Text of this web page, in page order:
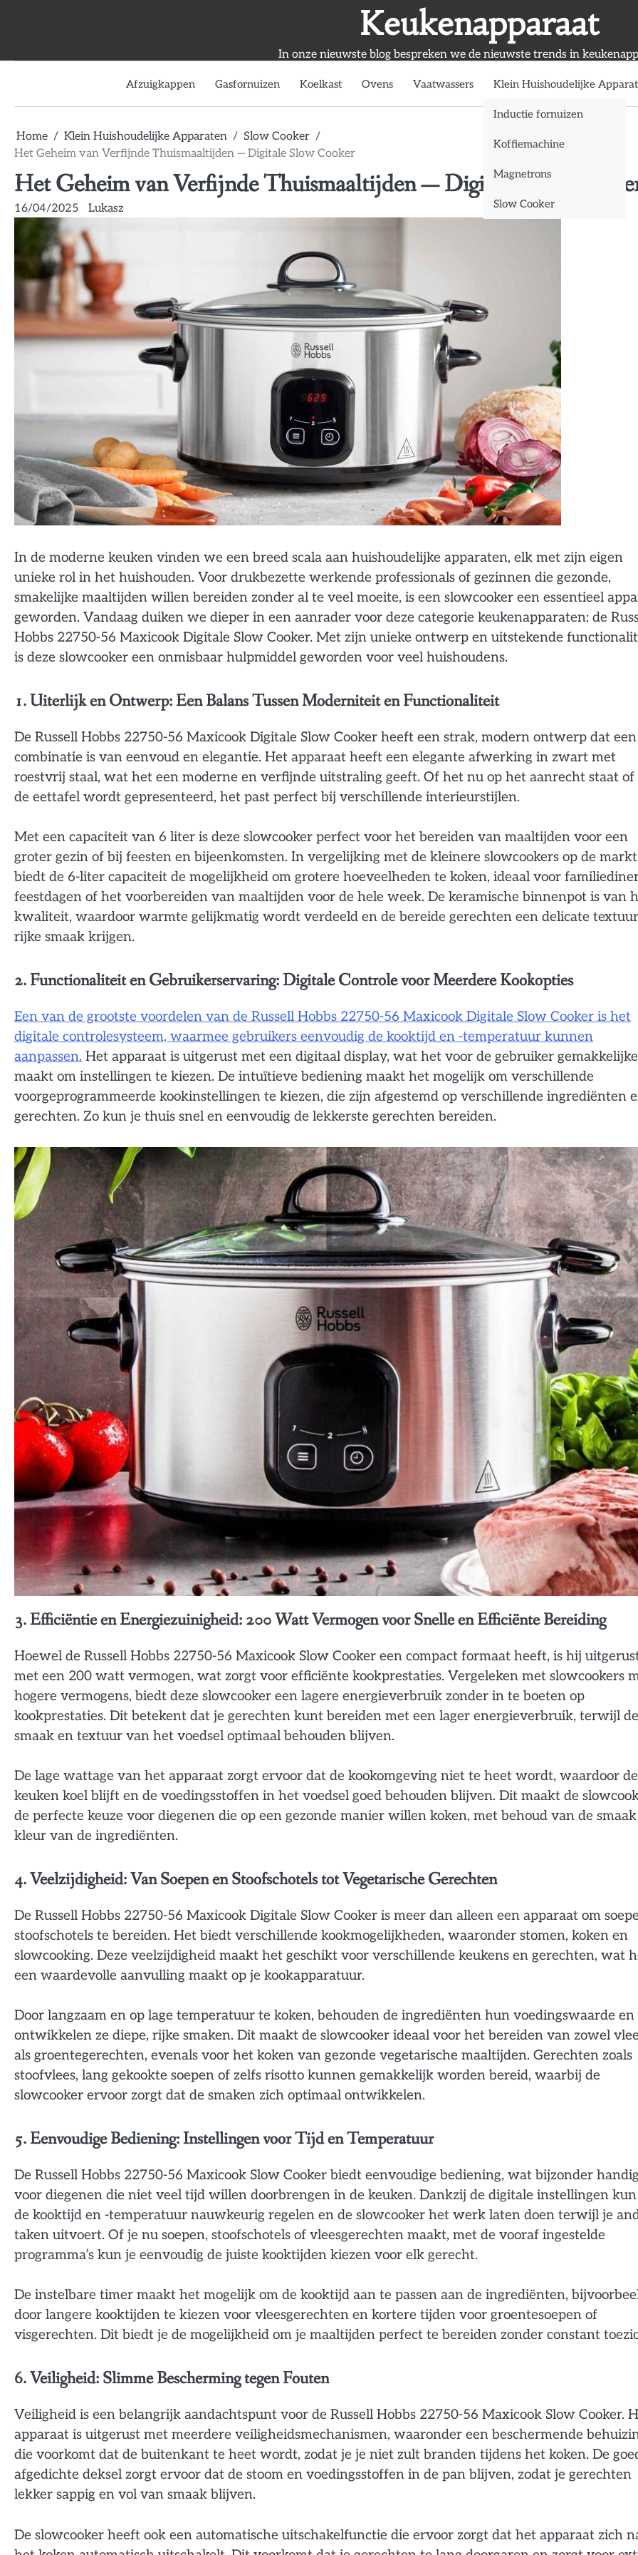
Keukenapparaat
In onze nieuwste blog bespreken we de nieuwste trends in
Afzuigkappen Gasfornuizen Koelkast Ovens Vaatwassers Klein Huishoudelijke
Inductie fornuizen
Koffiemachine
Magnetrons
Slow Cooker
Home Klein Huishoudelijke Apparaten
Slow Cooker
Het Geheim van Verfijnde Thuismaaltijden — Digitale Slow Cooker
Het Geheim van Verfijnde Thuismaaltijden — Digitale Slow
16/04/2025 Lukasz
In de moderne keuken vinden we een breed scala aan huishoudelijke apparaten, elk met zijn eigen
unieke rol in het huishouden. Voor drukbezette werkende professionals of gezinnen die gezonde,
smakelijke maaltijden willen bereiden zonder al te veel moeite, is een slowcooker een essentieel
geworden. Vandaag duiken we dieper in een aanrader voor deze categorie keukenapparaten: de
Hobbs 22750-56 Maxicook Digitale Slow Cooker. Met zijn unieke ontwerp en uitstekende
is deze slowcooker een onmisbaar hulpmiddel geworden voor veel huishoudens.
1. Uiterlijk en Ontwerp: Een Balans Tussen Moderniteit en Functionaliteit
De Russell Hobbs 22750-56 Maxicook Digitale Slow Cooker heeft een strak, modern ontwerp dat een
combinatie is van eenvoud en elegantie. Het apparaat heeft een elegante afwerking in zwart met
roestvrij staal, wat het een moderne en verfijnde uitstraling geeft. Of het nu op het aanrecht staat of
de eettafel wordt gepresenteerd, het past perfect bij verschillende interieurstijlen.
Met een capaciteit van 6 liter is deze slowcooker perfect voor het bereiden van maaltijden voor een
groter gezin of bij feesten en bijeenkomsten. In vergelijking met de kleinere slowcookers op de markt
biedt de 6-liter capaciteit de mogelijkheid om grotere hoeveelheden te koken, ideaal voor
feestdagen of het voorbereiden van maaltijden voor de hele week. De keramische binnenpot is van
kwaliteit, waardoor warmte gelijkmatig wordt verdeeld en de bereide gerechten een delicate
rijke smaak krijgen.
2. Functionaliteit en Gebruikerservaring: Digitale Controle voor Meerdere Kookopties
Een van de grootste voordelen van de Russell Hobbs 22750-56 Maxicook Digitale Slow Cooker is het
digitale controlesysteem, waarmee gebruikers eenvoudig de kooktijd en -temperatuur kunnen
aanpassen. Het apparaat is uitgerust met een digitaal display, wat het voor de gebruiker
maakt om instellingen te kiezen. De intuïtieve bediening maakt het mogelijk om verschillende
voorgeprogrammeerde kookinstellingen te kiezen, die zijn afgestemd op verschillende ingrediënten
gerechten. Zo kun je thuis snel en eenvoudig de lekkerste gerechten bereiden.
3. Efficiëntie en Energiezuinigheid: 200 Watt Vermogen voor Snelle en Efficiënte Bereiding
Hoewel de Russell Hobbs 22750-56 Maxicook Slow Cooker een compact formaat heeft, is hij
met een 200 watt vermogen, wat zorgt voor efficiënte kookprestaties. Vergeleken met slowcookers
hogere vermogens, biedt deze slowcooker een lagere energieverbruik zonder in te boeten op
kookprestaties. Dit betekent dat je gerechten kunt bereiden met een lager energieverbruik, terwijl de
smaak en textuur van het voedsel optimaal behouden blijven.
De lage wattage van het apparaat zorgt ervoor dat de kookomgeving niet te heet wordt, waardoor de
keuken koel blijft en de voedingsstoffen in het voedsel goed behouden blijven. Dit maakt de
de perfecte keuze voor diegenen die op een gezonde manier willen koken, met behoud van de
kleur van de ingrediënten.
4. Veelzijdigheid: Van Soepen en Stoofschotels tot Vegetarische Gerechten
De Russell Hobbs 22750-56 Maxicook Digitale Slow Cooker is meer dan alleen een apparaat om
stoofschotels te bereiden. Het biedt verschillende kookmogelijkheden, waaronder stomen, koken en
slowcooking. Deze veelzijdigheid maakt het geschikt voor verschillende keukens en gerechten, wat
een waardevolle aanvulling maakt op je kookapparatuur.
Door langzaam en op lage temperatuur te koken, behouden de ingrediënten hun voedingswaarde en
ontwikkelen ze diepe, rijke smaken. Dit maakt de slowcooker ideaal voor het bereiden van zowel
als groentegerechten, evenals voor het koken van gezonde vegetarische maaltijden. Gerechten zoals
stoofvlees, lang gekookte soepen of zelfs risotto kunnen gemakkelijk worden bereid, waarbij de
slowcooker ervoor zorgt dat de smaken zich optimaal ontwikkelen.
5. Eenvoudige Bediening: Instellingen voor Tijd en Temperatuur
De Russell Hobbs 22750-56 Maxicook Slow Cooker biedt eenvoudige bediening, wat bijzonder
voor diegenen die niet veel tijd willen doorbrengen in de keuken. Dankzij de digitale instellingen
de kooktijd en -temperatuur nauwkeurig regelen en de slowcooker het werk laten doen terwijl je
taken uitvoert. Of je nu soepen, stoofschotels of vleesgerechten maakt, met de vooraf ingestelde
programma’s kun je eenvoudig de juiste kooktijden kiezen voor elk gerecht.
De instelbare timer maakt het mogelijk om de kooktijd aan te passen aan de ingrediënten,
door langere kooktijden te kiezen voor vleesgerechten en kortere tijden voor groentesoepen of
visgerechten. Dit biedt je de mogelijkheid om je maaltijden perfect te bereiden zonder constant
6. Veiligheid: Slimme Bescherming tegen Fouten
Veiligheid is een belangrijk aandachtspunt voor de Russell Hobbs 22750-56 Maxicook Slow Cooker.
apparaat is uitgerust met meerdere veiligheidsmechanismen, waaronder een beschermende
die voorkomt dat de buitenkant te heet wordt, zodat je je niet zult branden tijdens het koken. De
afgedichte deksel zorgt ervoor dat de stoom en voedingsstoffen in de pan blijven, zodat je gerechten
lekker sappig en vol van smaak blijven.
De slowcooker heeft ook een automatische uitschakelfunctie die ervoor zorgt dat het apparaat zich